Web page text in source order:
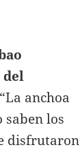
del
“La anchoa
saben los
disfrutaron